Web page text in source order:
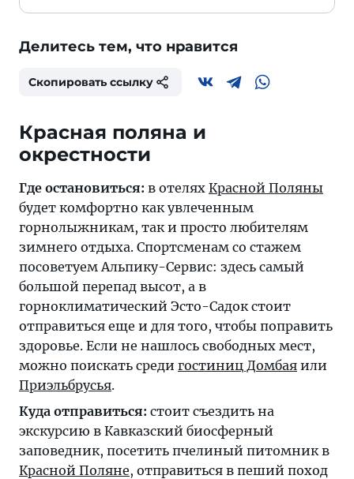
Делитесь тем, что нравится
Скопировать ссылку
Красная поляна и
окрестности
Где остановиться: в отелях Красной Поляны
будет комфортно как увлеченным
горнолыжникам, так и просто любителям
зимнего отдыха. Спортсменам со стажем
посоветуем Альпику-Сервис: здесь самый
большой перепад высот, а в
горноклиматический Эсто-Садок стоит
отправиться еще и для того, чтобы поправить
здоровье. Если не нашлось свободных мест,
можно поискать среди гостиниц Домбая или
Приэльбрусья.
Куда отправиться: стоит съездить на
экскурсию в Кавказский биосферный
заповедник, посетить пчелиный питомник в
Красной Поляне, отправиться в пеший поход